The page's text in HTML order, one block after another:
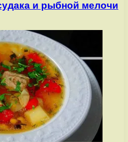
и рыбной мелочи